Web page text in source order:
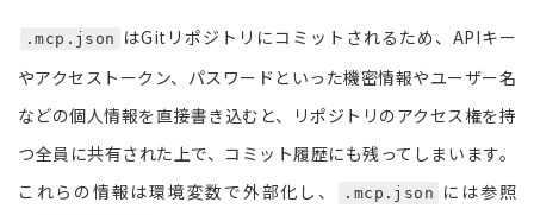
.mcp.json
はGitリポジトリにコミットされるため、APIキー
やアクセストークン、パスワードといった機密情報やユーザー名
などの個人情報を直接書き込むと、リポジトリのアクセス権を持
つ全員に共有された上で、コミット履歴にも残ってしまいます。
これらの情報は環境変数で外部化し、
.mcp.json
には参照